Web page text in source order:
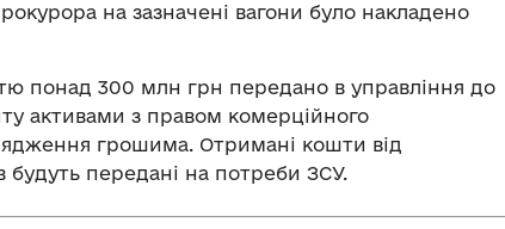
на зазначені вагони було накладено
понад 300 млн грн передано в управління до
активами з правом комерційного
грошима. Отримані кошти від
будуть передані на потреби ЗСУ.